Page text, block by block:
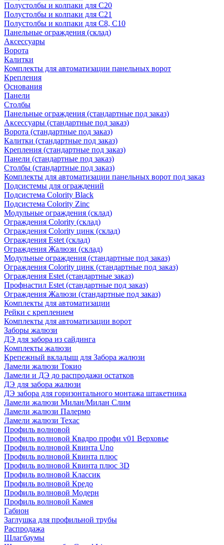
Полустолбы и колпаки для С20
Полустолбы и колпаки для С21
Полустолбы и колпаки для С8, С10
Панельные ограждения (склад)
Аксессуары
Ворота
Калитки
Комплекты для автоматизации панельных ворот
Крепления
Основания
Панели
Столбы
Панельные ограждения (стандартные под заказ)
Аксессуары (стандартные под заказ)
Ворота (стандартные под заказ)
Калитки (стандартные под заказ)
Крепления (стандартные под заказ)
Панели (стандартные под заказ)
Столбы (стандартные под заказ)
Комплекты для автоматизации панельных ворот под заказ
Подсистемы для ограждений
Подсистема Colority Black
Подсистема Colority Zinc
Модульные ограждения (склад)
Ограждения Colority (склад)
Ограждения Colority цинк (склад)
Ограждения Estet (склад)
Ограждения Жалюзи (склад)
Модульные ограждения (стандартные под заказ)
Ограждения Colority цинк (стандартные под заказ)
Ограждения Estet (стандартные заказ)
Профнастил Estet (стандартные под заказ)
Ограждения Жалюзи (стандартные под заказ)
Комплекты для автоматизации
Рейки с креплением
Комплекты для автоматизации ворот
Заборы жалюзи
ДЭ для забора из сайдинга
Комплекты жалюзи
Крепежный вкладыш для Забора жалюзи
Ламели жалюзи Токио
Ламели и ДЭ до распродажи остатков
ДЭ для забора жалюзи
ДЭ забора для горизонтального монтажа штакетника
Ламели жалюзи Милан/Милан Слим
Ламели жалюзи Палермо
Ламели жалюзи Техас
Профиль волновой
Профиль волновой Квадро профи v01 Верховье
Профиль волновой Квинта Uno
Профиль волновой Квинта плюс
Профиль волновой Квинта плюс 3D
Профиль волновой Классик
Профиль волновой Кредо
Профиль волновой Модерн
Профиль волновой Камея
Габион
Заглушка для профильной трубы
Распродажа
Шлагбаумы